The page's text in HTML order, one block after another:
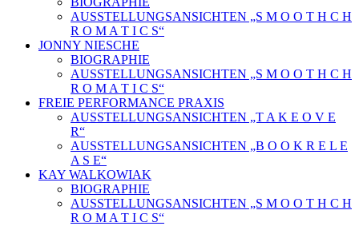
AUSSTELLUNGSANSICHTEN „S M O O T H C H
R O M A T I C S“
JONNY NIESCHE
BIOGRAPHIE
AUSSTELLUNGSANSICHTEN „S M O O T H C H
R O M A T I C S“
FREIE PERFORMANCE PRAXIS
AUSSTELLUNGSANSICHTEN „T A K E O V E
R“
AUSSTELLUNGSANSICHTEN „B O O K R E L E
A S E“
KAY WALKOWIAK
BIOGRAPHIE
AUSSTELLUNGSANSICHTEN „S M O O T H C H
R O M A T I C S“